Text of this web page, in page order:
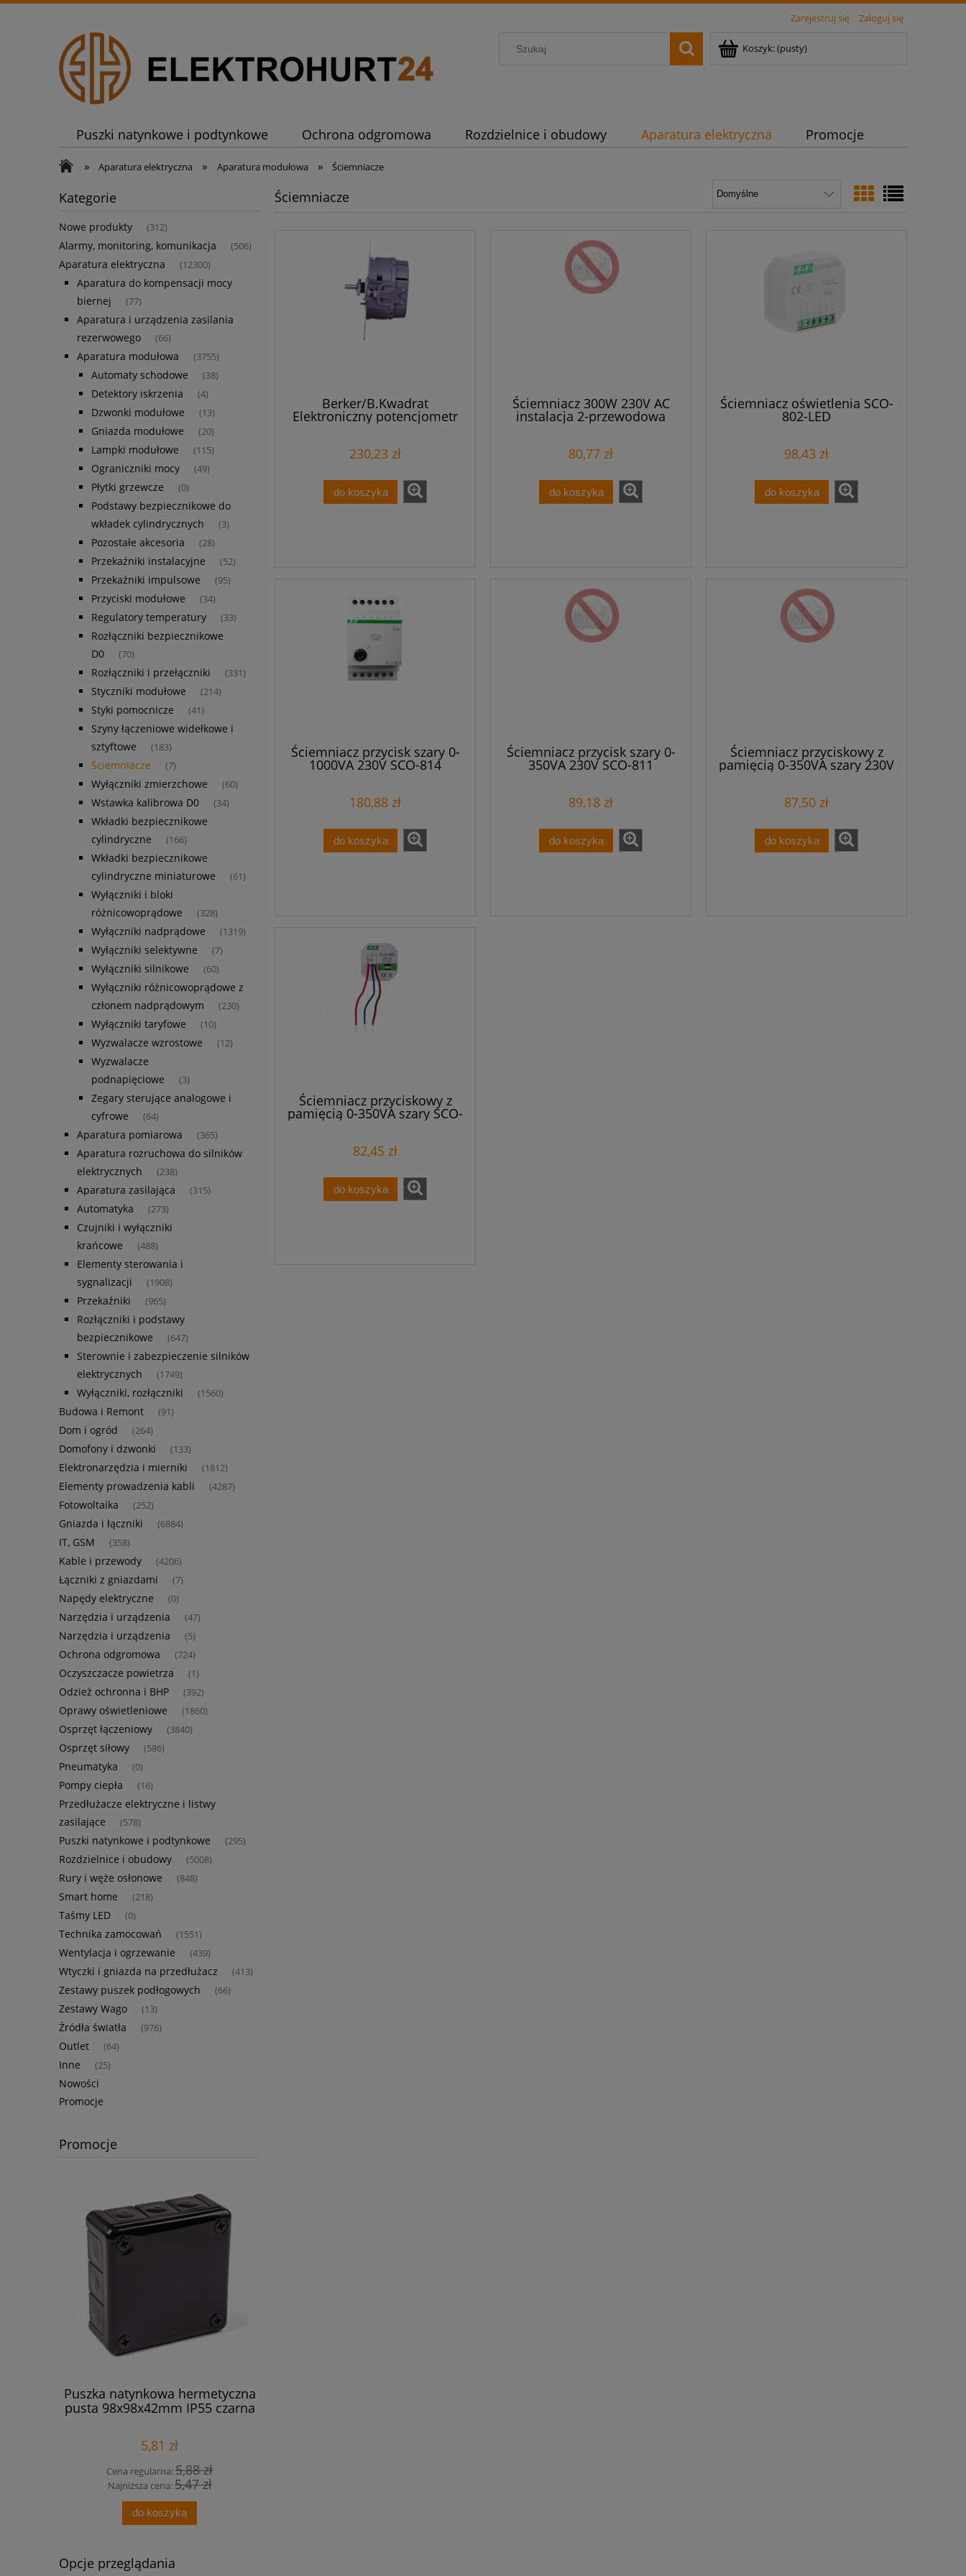
Zarejestruj się Zaloguj się
Koszyk:(pusty)
Puszki natynkowe i podtynkowe Ochrona odgromowa Rozdzielnice i obudowy Aparatura elektryczna Promocje
» Aparatura elektryczna » Aparatura modułowa » Ściemniacze
Kategorie
Nowe produkty (312)
Alarmy, monitoring, komunikacja (506)
Aparatura elektryczna (12300)
Aparatura do kompensacji mocy
biernej
(77)
Aparatura i urządzenia zasilania
rezerwowego
(66)
Aparatura modułowa (3755)
Automaty schodowe (38)
Detektory iskrzenia (4)
Dzwonki modułowe (13)
Gniazda modułowe (20)
Lampki modułowe (115)
Ograniczniki mocy (49)
Płytki grzewcze (0)
Podstawy bezpiecznikowe do
wkładek cylindrycznych
(3)
Pozostałe akcesoria (28)
Przekaźniki instalacyjne (52)
Przekaźniki impulsowe (95)
Przyciski modułowe (34)
Regulatory temperatury (33)
Rozłączniki bezpiecznikowe
D0
(70)
Rozłączniki i przełączniki (331)
Styczniki modułowe (214)
Styki pomocnicze (41)
Szyny łączeniowe widełkowe i
sztyftowe
(183)
Ściemniacze (7)
Wyłączniki zmierzchowe (60)
Wstawka kalibrowa D0 (34)
Wkładki bezpiecznikowe
cylindryczne
(166)
Wkładki bezpiecznikowe
cylindryczne miniaturowe
(61)
Wyłączniki i bloki
różnicowoprądowe
(328)
Wyłączniki nadprądowe (1319)
Wyłączniki selektywne (7)
Wyłączniki silnikowe (60)
Wyłączniki różnicowoprądowe z
członem nadprądowym
(230)
Wyłączniki taryfowe (10)
Wyzwalacze wzrostowe (12)
Wyzwalacze
podnapięciowe
(3)
Zegary sterujące analogowe i
cyfrowe
(64)
Aparatura pomiarowa (365)
Aparatura rozruchowa do silników
elektrycznych
(238)
Aparatura zasilająca (315)
Automatyka (273)
Czujniki i wyłączniki
krańcowe
(488)
Elementy sterowania i
sygnalizacji
(1908)
Przekaźniki (965)
Rozłączniki i podstawy
bezpiecznikowe
(647)
Sterownie i zabezpieczenie silników
elektrycznych
(1749)
Wyłączniki, rozłączniki (1560)
Budowa i Remont (91)
Dom i ogród (264)
Domofony i dzwonki (133)
Elektronarzędzia i mierniki (1812)
Elementy prowadzenia kabli (4287)
Fotowoltaika (252)
Gniazda i łączniki (6884)
IT, GSM (358)
Kable i przewody (4206)
Łączniki z gniazdami (7)
Napędy elektryczne (0)
Narzędzia i urządzenia (47)
Narzędzia i urządzenia (5)
Ochrona odgromowa (724)
Oczyszczacze powietrza (1)
Odzież ochronna i BHP (392)
Oprawy oświetleniowe (1860)
Osprzęt łączeniowy (3840)
Osprzęt siłowy (586)
Pneumatyka (0)
Pompy ciepła (16)
Przedłużacze elektryczne i listwy
zasilające
(578)
Puszki natynkowe i podtynkowe (295)
Rozdzielnice i obudowy (5008)
Rury i węże osłonowe (848)
Smart home (218)
Taśmy LED (0)
Technika zamocowań (1551)
Wentylacja i ogrzewanie (439)
Wtyczki i gniazda na przedłużacz (413)
Zestawy puszek podłogowych (66)
Zestawy Wago (13)
Źródła światła (976)
Outlet (64)
Inne (25)
Nowości
Promocje
Promocje
Puszka natynkowa hermetyczna
pusta 98x98x42mm IP55 czarna
5,81 zł
Cena regularna:5,88 zł
Najniższa cena:5,47 zł
do koszyka
Opcje przeglądania
Ściemniacze
Berker/B.Kwadrat
Elektroniczny potencjometr
obrotowy 230V AC 1-10V
230,23 zł
do koszyka
Ściemniacz 300W 230V AC
instalacja 2-przewodowa
SCO-801
80,77 zł
do koszyka
Ściemniacz oświetlenia SCO-
802-LED
98,43 zł
do koszyka
Ściemniacz przycisk szary 0-
1000VA 230V SCO-814
180,88 zł
do koszyka
Ściemniacz przycisk szary 0-
350VA 230V SCO-811
89,18 zł
do koszyka
Ściemniacz przyciskowy z
pamięcią 0-350VA szary 230V
87,50 zł
do koszyka
Ściemniacz przyciskowy z
pamięcią 0-350VA szary SCO-
82,45 zł
do koszyka